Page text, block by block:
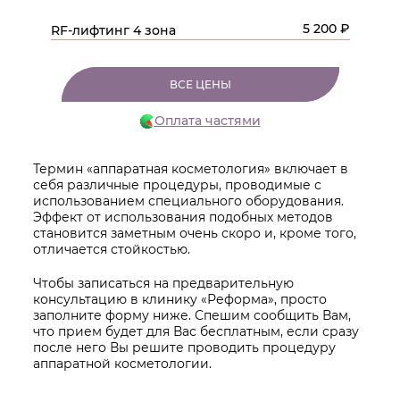
RF-лифтинг 4 зона 5 200 ₽
ВСЕ ЦЕНЫ
Оплата частями
Термин «аппаратная косметология» включает в
себя различные процедуры, проводимые с
использованием специального оборудования.
Эффект от использования подобных методов
становится заметным очень скоро и, кроме того,
отличается стойкостью.
Чтобы записаться на предварительную
консультацию в клинику «Реформа», просто
заполните форму ниже. Спешим сообщить Вам,
что прием будет для Вас бесплатным, если сразу
после него Вы решите проводить процедуру
аппаратной косметологии.